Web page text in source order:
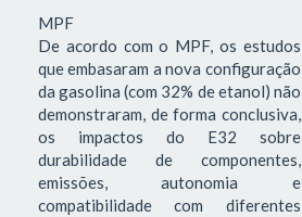
MPF
De acordo com o MPF, os estudos
que embasaram a nova configuração
da gasolina (com 32% de etanol) não
demonstraram, de forma conclusiva,
os impactos do E32 sobre
durabilidade de componentes,
emissões, autonomia e
compatibilidade com diferentes